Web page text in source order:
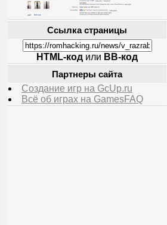
Ссылка страницы
HTML-код или BB-код
Партнеры сайта
Создание игр на GcUp.ru
Всё об играх на GamesFAQ